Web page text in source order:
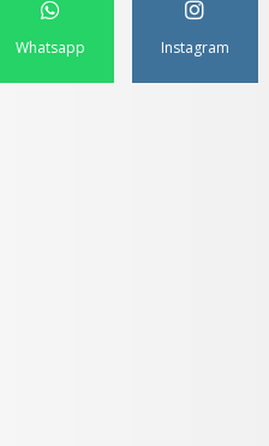
Whatsapp Instagram